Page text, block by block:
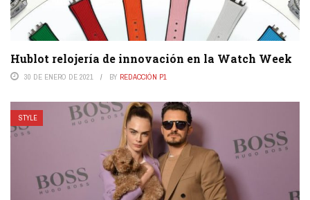
Hublot relojería de innovación en la Watch Week
30 DE ENERO DE 2021 BY REDACCIÓN P1
STYLE